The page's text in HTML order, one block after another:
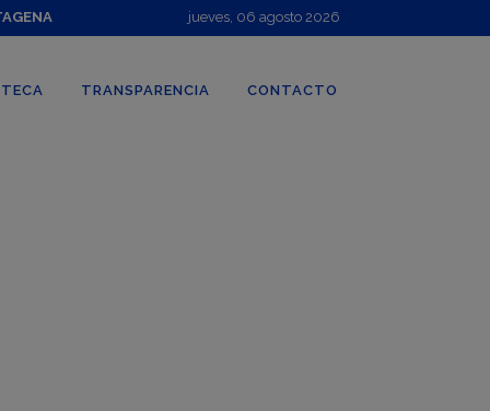
jueves, 06 agosto 2026
TRANSPARENCIA CONTACTO